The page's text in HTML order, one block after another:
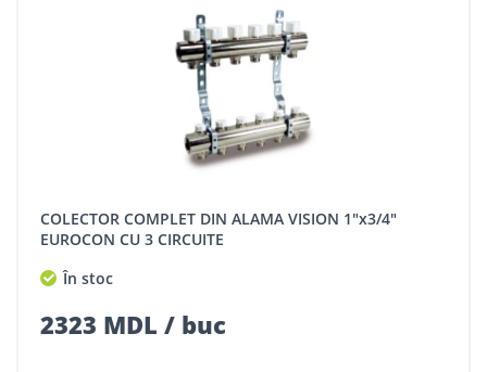
COLECTOR COMPLET DIN ALAMA VISION 1"x3/4"
EUROCON CU 3 CIRCUITE
În stoc
2323 MDL / buc